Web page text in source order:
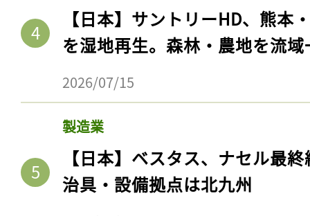
【日本】サントリーHD、熊本
を湿地再生。森林・農地を流
2026/07/15
製造業
【日本】ベスタス、ナセル最
治具・設備拠点は北九州